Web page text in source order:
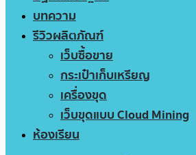
บทความ
รีวิวผลิตภัณฑ์
เว็บซื้อขาย
กระเป๋าเก็บเหรียญ
เครื่องขุด
เว็บขุดแบบ Cloud Mining
ห้องเรียน